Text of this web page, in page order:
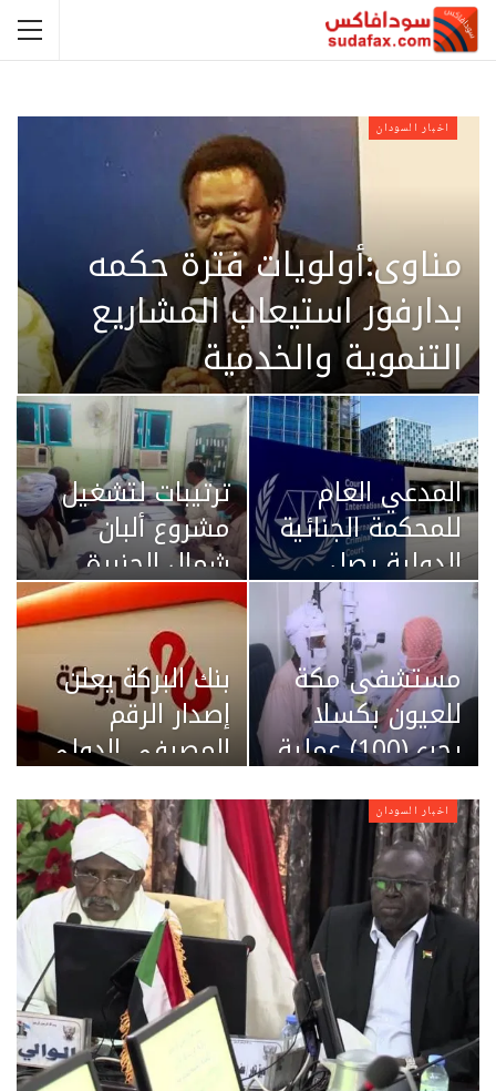
اخبار السودان
مناوى:أولويات فترة حكمه
بدارفور استيعاب المشاريع
التنموية والخدمية
ADMIN أغسطس 9, 2021 0
المدعي العام
للمحكمة الجنائية
الدولية يصل
الخرطوم اليوم
ترتيبات لتشغيل
مشروع ألبان
شمال الجزيرة
مستشفى مكة
للعيون بكسلا
يجري(100) عملية
بنك البركة يعلن
إصدار الرقم
المصرفي الدولي
IBAN اخبار السودان